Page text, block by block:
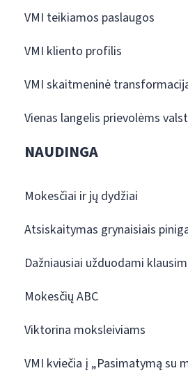
VMI teikiamos paslaugos
VMI kliento profilis
VMI skaitmeninė
Vienas langelis prievolėms
NAUDINGA
Mokesčiai ir jų dydžiai
Atsiskaitymas grynaisiais
Dažniausiai užduodami
Mokesčių ABC
Viktorina moksleiviams
VMI kviečia į „Pasimatymą su